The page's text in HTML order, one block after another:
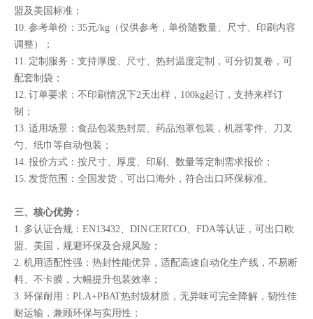
盟及美国标准；
10. 参考单价：35元/kg（仅供参考，单价随数量、尺寸、印刷内容
调整）；
11. 定制服务：支持厚度、尺寸、热封温度定制，可分切复卷，可
配套制袋；
12. 订单要求：不印刷情况下2天出样，100kg起订，支持来样订
制；
13. 适用场景：食品包装热封层、药品泡罩包装，机器零件、刀叉
勺、纸巾等自动包装；
14. 报价方式：按尺寸、厚度、印刷、数量等定制需求报价；
15. 发货范围：全国发货，可出口海外，符合出口环保标准。
三、核心优势：
1. 多认证合规：EN13432、DIN CERTCO、FDA等认证，可出口欧
盟、美国，规避环保及合规风险；
2. 机用适配性强：热封性能优异，适配高速自动化生产线，不易断
料、不卡膜，大幅提升包装效率；
3. 环保耐用：PLA+PBAT热封级材质，无异味可完全降解，韧性佳
耐运输，兼顾环保与实用性；